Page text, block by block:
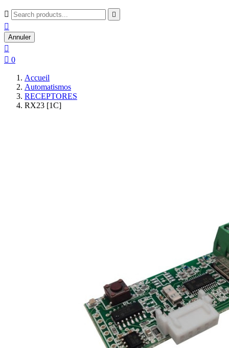
 

Annuler

 0
Accueil
Automatismos
RECEPTORES
RX23 [1C]